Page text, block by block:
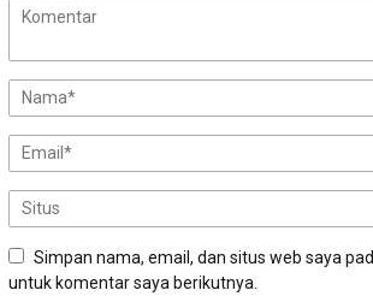
Simpan nama, email, dan situs web saya
untuk komentar saya berikutnya.